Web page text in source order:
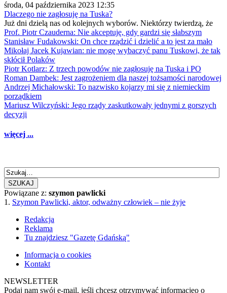
środa, 04 października 2023 12:35
Dlaczego nie zagłosuję na Tuska?
Już dni dzielą nas od kolejnych wyborów. Niektórzy twierdzą, że
Prof. Piotr Czauderna: Nie akceptuję, gdy gardzi się słabszym
Stanisław Fudakowski: On chce rządzić i dzielić a to jest za mało
Mikołaj Jacek Kujawian: nie mogę wybaczyć panu Tuskowi, że tak
skłócił Polaków
Piotr Kotlarz: Z trzech powodów nie zagłosuję na Tuska i PO
Roman Dambek: Jest zagrożeniem dla naszej tożsamości narodowej
Andrzej Michałowski: To nazwisko kojarzy mi się z niemieckim
porządkiem
Mariusz Wilczyński: Jego rządy zaskutkowały jednymi z gorszych
decyzji
więcej ...
SZUKAJ
Powiązane z: szymon pawlicki
1. Szymon Pawlicki, aktor, odważny człowiek – nie żyje
Redakcja
Reklama
Tu znajdziesz "Gazetę Gdańską"
Informacja o cookies
Kontakt
NEWSLETTER
Podaj nam swój e-mail, jeśli chcesz otrzymywać informacjęo o